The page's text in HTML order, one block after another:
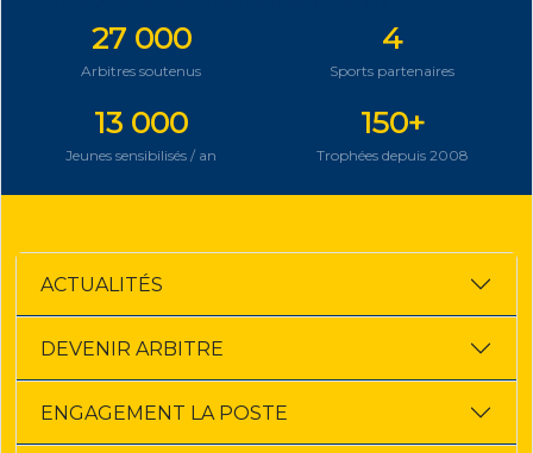
27 000
Arbitres soutenus
4
Sports partenaires
13 000
Jeunes sensibilisés / an
150+
Trophées depuis 2008
ACTUALITÉS
DEVENIR ARBITRE
ENGAGEMENT LA POSTE